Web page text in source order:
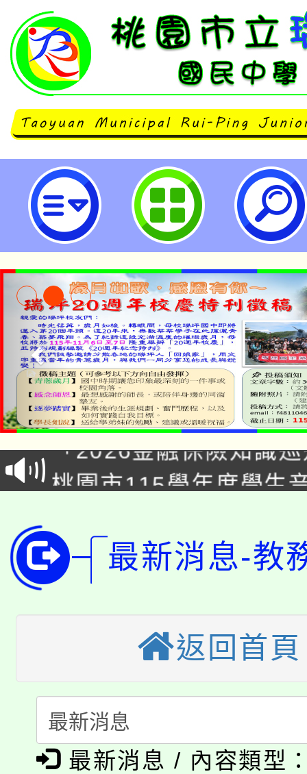
「中小學在職教師暨行政人員美感
【美感領航共識營】研習課程-桃
公告本校115學年度第
代理(課)教師甄選結果(
「2026金融保險知識
車」活動
桃園市115學年度學生
代理(課)教師甄選結果(
公告本校115學年度第
代理(課)教師甄選結果(
轉知中國文化大學推廣
《TA101》溝通分析基
程，歡迎學生輔導中心
心理、諮商輔導、社會
系所師生報名參加。
轉知苗栗縣政府辦理
縣市「校園短影音徵
門員」簡章及活動海報
踴躍報名參加。
桃園市115學年度學生
要點
「桃園市補助參觀特色
展演活動實施計畫」
115年度「教育部表揚
義教育推展貢獻獎」
公告本校115學年度第
最新消息-教
返回首頁
最新消息 / 內容類型